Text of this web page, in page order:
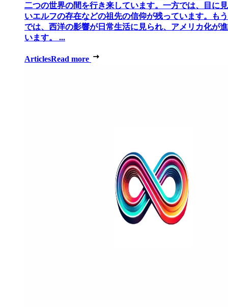
二つの世界の間を行き来しています。一方では、目に
いエルフの存在などの祖先の信仰が残っています。も
では、西洋の影響が日常生活に見られ、アメリカ化が
います。 ...
ArticlesRead more